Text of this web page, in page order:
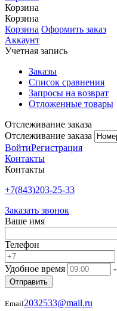
Корзина
Корзина
Корзина Оформить заказ
Аккаунт
Учетная запись
Заказы
Список сравнения
Запросы на возврат
Отложенные товары
Отслеживание заказа
Отслеживание заказа
ВойтиРегистрация
Контакты
Контакты
+7(843)203-25-33
Заказать звонок
Ваше имя
Телефон
Удобное время -
Отправить
Email2032533@mail.ru